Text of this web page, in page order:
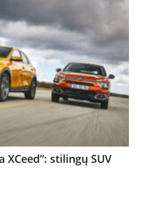
XCeed“: stilingų SUV